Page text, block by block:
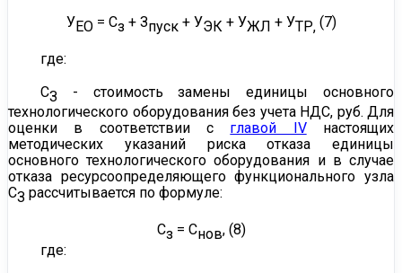
УЕО= Сз + Зпуск+ УЭК + УЖЛ + УТР, (7)
где:
СЗ - стоимость замены единицы основного
технологического оборудования без учета НДС, руб. Для
оценки в соответствии с главой IVнастоящих
методических указаний риска отказа единицы
основного технологического оборудования и в случае
отказа ресурсоопределяющего функционального узла
СЗ рассчитывается по формуле:
Сз = Снов, (8)
где: